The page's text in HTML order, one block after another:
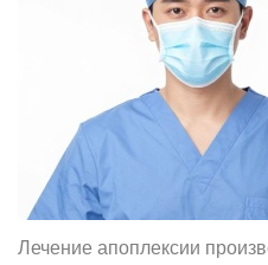
Лечение апоплексии